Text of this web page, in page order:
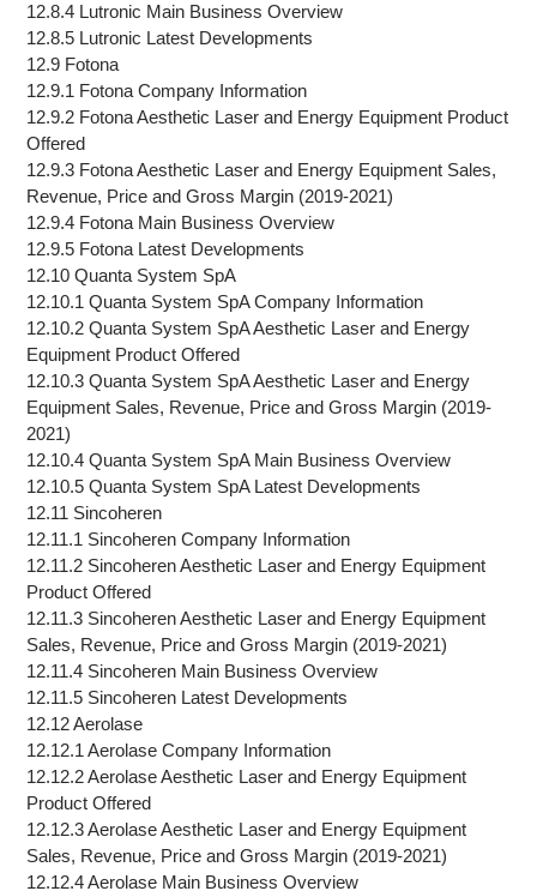
12.8.4 Lutronic Main Business Overview
12.8.5 Lutronic Latest Developments
12.9 Fotona
12.9.1 Fotona Company Information
12.9.2 Fotona Aesthetic Laser and Energy Equipment Product
Offered
12.9.3 Fotona Aesthetic Laser and Energy Equipment Sales,
Revenue, Price and Gross Margin (2019-2021)
12.9.4 Fotona Main Business Overview
12.9.5 Fotona Latest Developments
12.10 Quanta System SpA
12.10.1 Quanta System SpA Company Information
12.10.2 Quanta System SpA Aesthetic Laser and Energy
Equipment Product Offered
12.10.3 Quanta System SpA Aesthetic Laser and Energy
Equipment Sales, Revenue, Price and Gross Margin (2019-
2021)
12.10.4 Quanta System SpA Main Business Overview
12.10.5 Quanta System SpA Latest Developments
12.11 Sincoheren
12.11.1 Sincoheren Company Information
12.11.2 Sincoheren Aesthetic Laser and Energy Equipment
Product Offered
12.11.3 Sincoheren Aesthetic Laser and Energy Equipment
Sales, Revenue, Price and Gross Margin (2019-2021)
12.11.4 Sincoheren Main Business Overview
12.11.5 Sincoheren Latest Developments
12.12 Aerolase
12.12.1 Aerolase Company Information
12.12.2 Aerolase Aesthetic Laser and Energy Equipment
Product Offered
12.12.3 Aerolase Aesthetic Laser and Energy Equipment
Sales, Revenue, Price and Gross Margin (2019-2021)
12.12.4 Aerolase Main Business Overview